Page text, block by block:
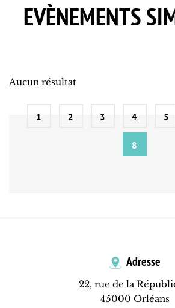
EVÈNEMENTS
Aucun résultat
1 2 3 4 5
8
Adresse
22, rue de la
45000 Orléans